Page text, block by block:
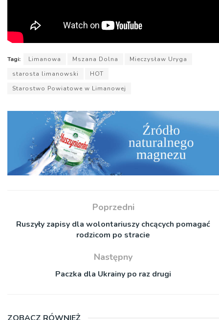
Tagi: Limanowa Mszana Dolna
Mieczysław Uryga
starosta limanowski
HOT
Starostwo Powiatowe w Limanowej
Poprzedni
Ruszyły zapisy dla wolontariuszy chcących pomagać
rodzicom po stracie
Następny
Paczka dla Ukrainy po raz drugi